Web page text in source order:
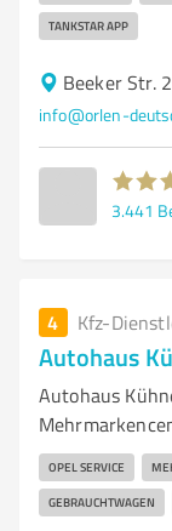
TANKSTAR APP
Beeker Str.
info@orlen-
3.441
4 Kfz-
Autohaus
Autohaus
OPEL SERVICE
GEBRAUCHTWAGEN